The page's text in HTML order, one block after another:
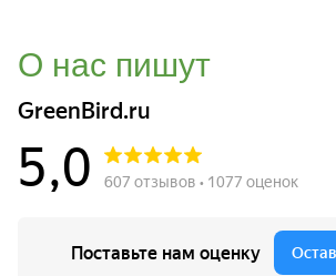
О нас пишут